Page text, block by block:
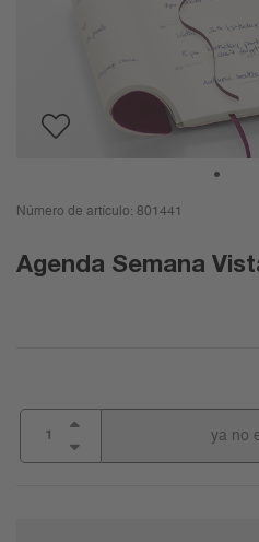
Número de artículo: 801441
Agenda Semana
ya no